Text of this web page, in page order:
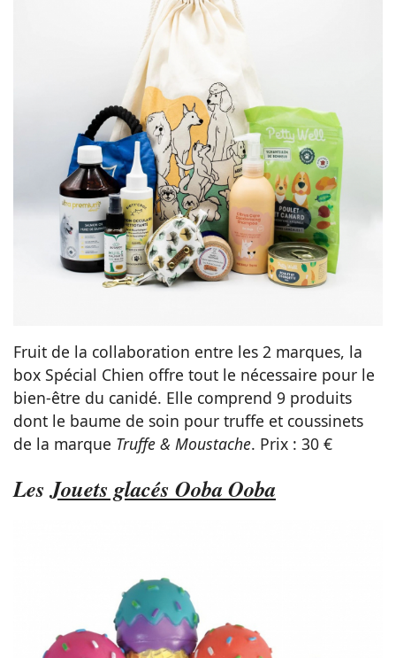
Fruit de la collaboration entre les 2 marques, la
box Spécial Chien offre tout le nécessaire pour le
bien-être du canidé. Elle comprend 9 produits
dont le baume de soin pour truffe et coussinets
de la marque Truffe & Moustache. Prix : 30 €
LesJouets glacés Ooba Ooba